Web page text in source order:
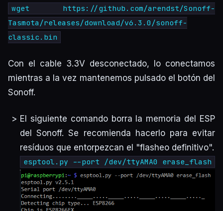
wget https://github.com/arendst/Sonoff-
Tasmota/releases/download/v6.3.0/sonoff-
classic.bin
Con el cable 3.3V desconectado, lo conectamos
mientras a la vez mantenemos pulsado el botón del
Sonoff.
El siguiente comando borra la memoria del ESP
del Sonoff. Se recomienda hacerlo para evitar
resíduos que entorpezcan el "flasheo definitivo".
esptool.py --port /dev/ttyAMA0 erase_flash